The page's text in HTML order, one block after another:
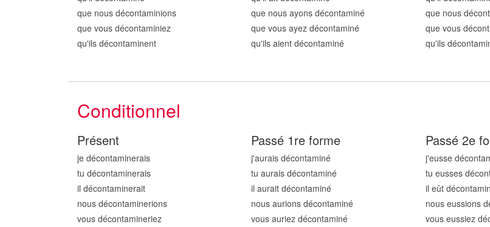
que nous décontaminions
que vous décontaminiez
qu'ils décontaminent
que nous ayons décontaminé
que vous ayez décontaminé
qu'ils aient décontaminé
que nous
que vous
qu'ils
Conditionnel
Présent
je décontaminerais
tu décontaminerais
il décontaminerait
nous décontaminerions
vous décontamineriez
Passé 1re forme
j'aurais décontaminé
tu aurais décontaminé
il aurait décontaminé
nous aurions décontaminé
vous auriez décontaminé
Passé 2e
j'eusse
tu eusses
il eût décontamin
nous eussions
vous eussiez